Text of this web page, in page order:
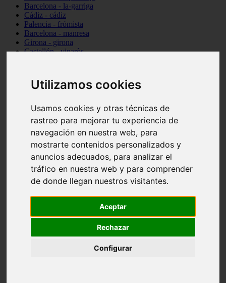
Utilizamos cookies
Usamos cookies y otras técnicas de
rastreo para mejorar tu experiencia de
navegación en nuestra web, para
mostrarte contenidos personalizados y
anuncios adecuados, para analizar el
tráfico en nuestra web y para comprender
de donde llegan nuestros visitantes.
Aceptar
Rechazar
Configurar
Barcelona - la-garriga
Cádiz - cádiz
Palencia - frómista
Barcelona - manresa
Girona - girona
Castellón - vinaròs
Málaga - nerja
Girona - blanes
Málaga - marbella
Asturias - gijón
Girona - figueres
Alicante - santa-pola
Almería - roquetas-de-mar
Girona - tossa-de-mar
Barcelona - sant-cugat-del-vallès
Alicante - l39alfàs-del-pi
Barcelona - vilanova-i-la-geltrú
Castellón - peñíscola
Illes-balears - sant-josep-de-sa-talaia